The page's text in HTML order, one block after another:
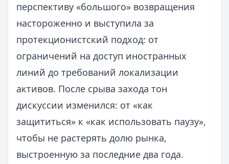
перспективу «большого» возвращения
настороженно и выступила за
протекционистский подход: от
ограничений на доступ иностранных
линий до требований локализации
активов. После срыва захода тон
дискуссии изменился: от «как
защититься» к «как использовать паузу»,
чтобы не растерять долю рынка,
выстроенную за последние два года.